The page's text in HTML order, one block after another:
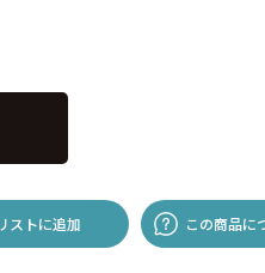
ストに追加 この商品に